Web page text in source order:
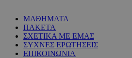
ΜΑΘΗΜΑΤΑ
ΠΑΚΕΤΑ
ΣΧΕΤΙΚΑ ΜΕ ΕΜΑΣ
ΣΥΧΝΕΣ ΕΡΩΤΗΣΕΙΣ
ΕΠΙΚΟΙΝΩΝΙΑ